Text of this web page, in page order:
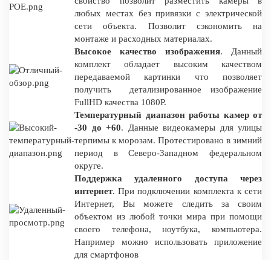
любых местах без привязки с электрической
сети объекта. Позволит сэкономить на
монтаже и расходных материалах.
Высокое качество изображения. Данный
комплект обладает высоким качеством
передаваемой картинки что позволяет
получить детализированное изображение
FullHD качества 1080P.
Температурный диапазон работы камер от
-30 до +60. Данные видеокамеры для улицы
терпимы к морозам. Протестировано в зимний
период в Северо-Западном федеральном
округе.
Поддержка удаленного доступа через
интернет. При подключении комплекта к сети
Интернет, Вы можете следить за своим
объектом из любой точки мира при помощи
своего телефона, ноутбука, компьютера.
Например можно использовать приложение
для смартфонов